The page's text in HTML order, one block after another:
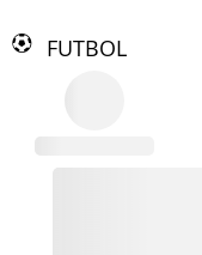
FUTBOL